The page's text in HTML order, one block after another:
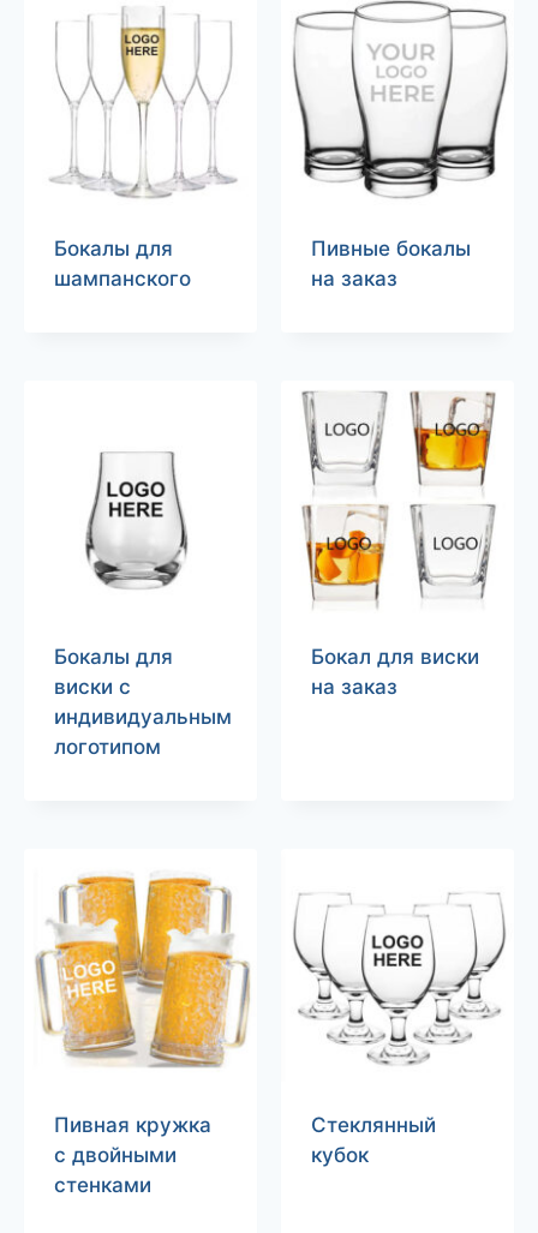
Бокалы для
шампанского
Пивные бокалы
на заказ
Бокалы для
виски с
индивидуальным
логотипом
Бокал для виски
на заказ
Пивная кружка
с двойными
стенками
Стеклянный
кубок